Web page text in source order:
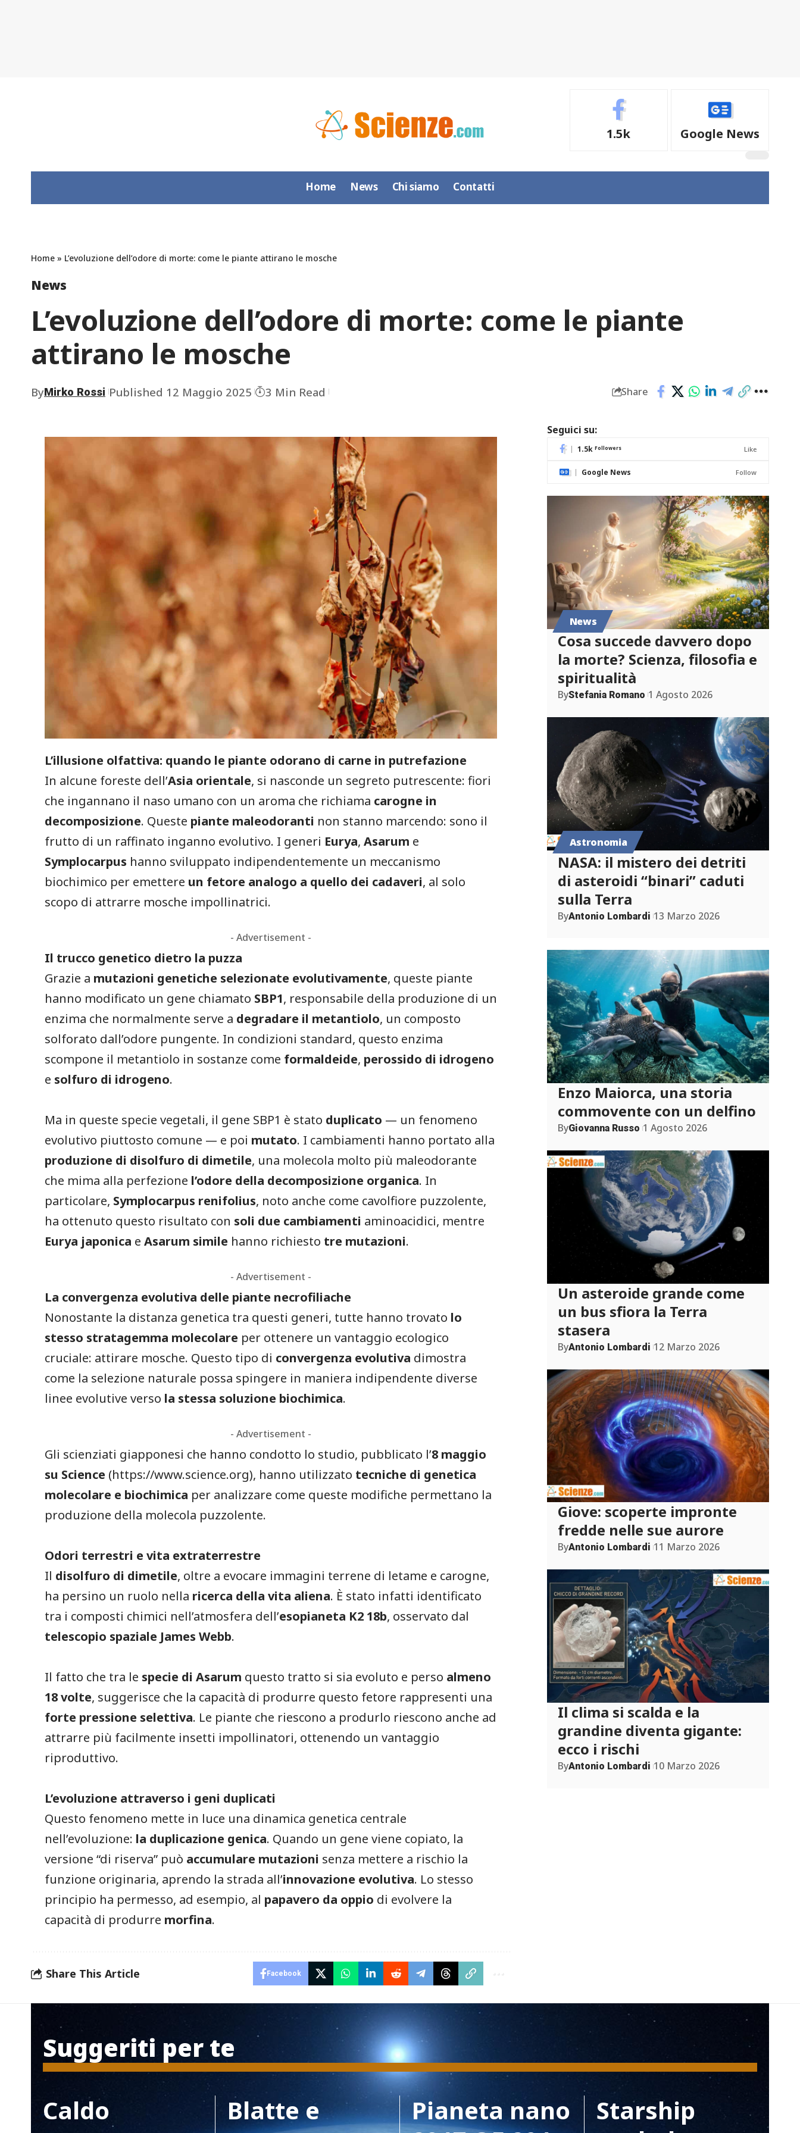
1.5k Google News
Home News Chi siamo Contatti
Home » L’evoluzione dell’odore di morte: come le piante attirano le mosche
News
L’evoluzione dell’odore di morte: come le piante
attirano le mosche
ByMirko Rossi Published 12 Maggio 2025 3 Min Read Share
L’illusione olfattiva: quando le piante odorano di carne in putrefazione
In alcune foreste dell’Asia orientale, si nasconde un segreto putrescente: fiori
che ingannano il naso umano con un aroma che richiama carogne in
decomposizione. Queste piante maleodoranti non stanno marcendo: sono il
frutto di un raffinato inganno evolutivo. I generi Eurya,Asarum e
Symplocarpus hanno sviluppato indipendentemente un meccanismo
biochimico per emettere un fetore analogo a quello dei cadaveri, al solo
scopo di attrarre mosche impollinatrici.
- Advertisement -
Il trucco genetico dietro la puzza
Grazie a mutazioni genetiche selezionate evolutivamente, queste piante
hanno modificato un gene chiamato SBP1, responsabile della produzione di un
enzima che normalmente serve a degradare il metantiolo, un composto
solforato dall’odore pungente. In condizioni standard, questo enzima
scompone il metantiolo in sostanze come formaldeide, perossido di idrogeno
e solfuro di idrogeno.
Ma in queste specie vegetali, il gene SBP1 è stato duplicato — un fenomeno
evolutivo piuttosto comune — e poi mutato. I cambiamenti hanno portato alla
produzione di disolfuro di dimetile, una molecola molto più maleodorante
che mima alla perfezione l’odore della decomposizione organica. In
particolare, Symplocarpus renifolius, noto anche come cavolfiore puzzolente,
ha ottenuto questo risultato con soli due cambiamenti aminoacidici, mentre
Eurya japonica eAsarum simile hanno richiesto tre mutazioni.
- Advertisement -
La convergenza evolutiva delle piante necrofiliache
Nonostante la distanza genetica tra questi generi, tutte hanno trovato lo
stesso stratagemma molecolare per ottenere un vantaggio ecologico
cruciale: attirare mosche. Questo tipo di convergenza evolutiva dimostra
come la selezione naturale possa spingere in maniera indipendente diverse
linee evolutive verso la stessa soluzione biochimica.
- Advertisement -
Gli scienziati giapponesi che hanno condotto lo studio, pubblicato l’8 maggio
su Science (https://www.science.org), hanno utilizzato tecniche di genetica
molecolare e biochimica per analizzare come queste modifiche permettano la
produzione della molecola puzzolente.
Odori terrestri e vita extraterrestre
Il disolfuro di dimetile, oltre a evocare immagini terrene di letame e carogne,
ha persino un ruolo nella ricerca della vita aliena. È stato infatti identificato
tra i composti chimici nell’atmosfera dell’esopianeta K2 18b, osservato dal
telescopio spaziale James Webb.
Il fatto che tra le specie di Asarum questo tratto si sia evoluto e perso almeno
18 volte, suggerisce che la capacità di produrre questo fetore rappresenti una
forte pressione selettiva. Le piante che riescono a produrlo riescono anche ad
attrarre più facilmente insetti impollinatori, ottenendo un vantaggio
riproduttivo.
L’evoluzione attraverso i geni duplicati
Questo fenomeno mette in luce una dinamica genetica centrale
nell’evoluzione: la duplicazione genica. Quando un gene viene copiato, la
versione “di riserva” può accumulare mutazioni senza mettere a rischio la
funzione originaria, aprendo la strada all’innovazione evolutiva. Lo stesso
principio ha permesso, ad esempio, al papavero da oppio di evolvere la
capacità di produrre morfina.
Share This Article Facebook
Seguici su:
1.5k Followers Like
Google News Follow
News
Cosa succede davvero dopo
la morte? Scienza, filosofia e
spiritualità
ByStefania Romano 1 Agosto 2026
Astronomia
NASA: il mistero dei detriti
di asteroidi “binari” caduti
sulla Terra
ByAntonio Lombardi 13 Marzo 2026
Enzo Maiorca, una storia
commovente con un delfino
ByGiovanna Russo 1 Agosto 2026
Un asteroide grande come
un bus sfiora la Terra
stasera
ByAntonio Lombardi 12 Marzo 2026
Giove: scoperte impronte
fredde nelle sue aurore
ByAntonio Lombardi 11 Marzo 2026
Il clima si scalda e la
grandine diventa gigante:
ecco i rischi
ByAntonio Lombardi 10 Marzo 2026
Suggeriti per te
Caldo
Blatte e
Pianeta nano
Starship